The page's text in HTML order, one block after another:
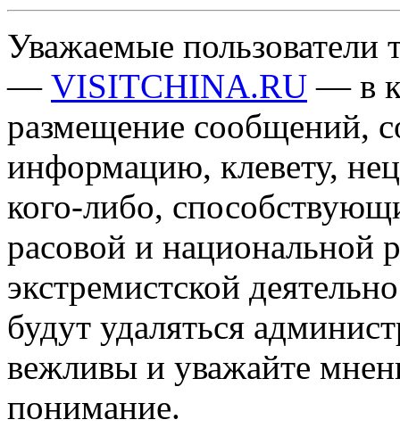
Уважаемые пользователи
— VISITCHINA.RU — в
размещение сообщений,
информацию, клевету,
кого-либо,
расовой и национальной
экстремистской
будут удаляться
вежливы и уважайте
понимание.